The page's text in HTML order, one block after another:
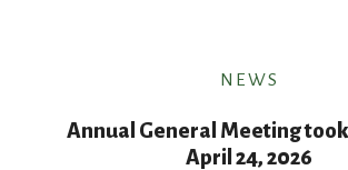
NEWS
Annual General Meeting
April 24, 2026